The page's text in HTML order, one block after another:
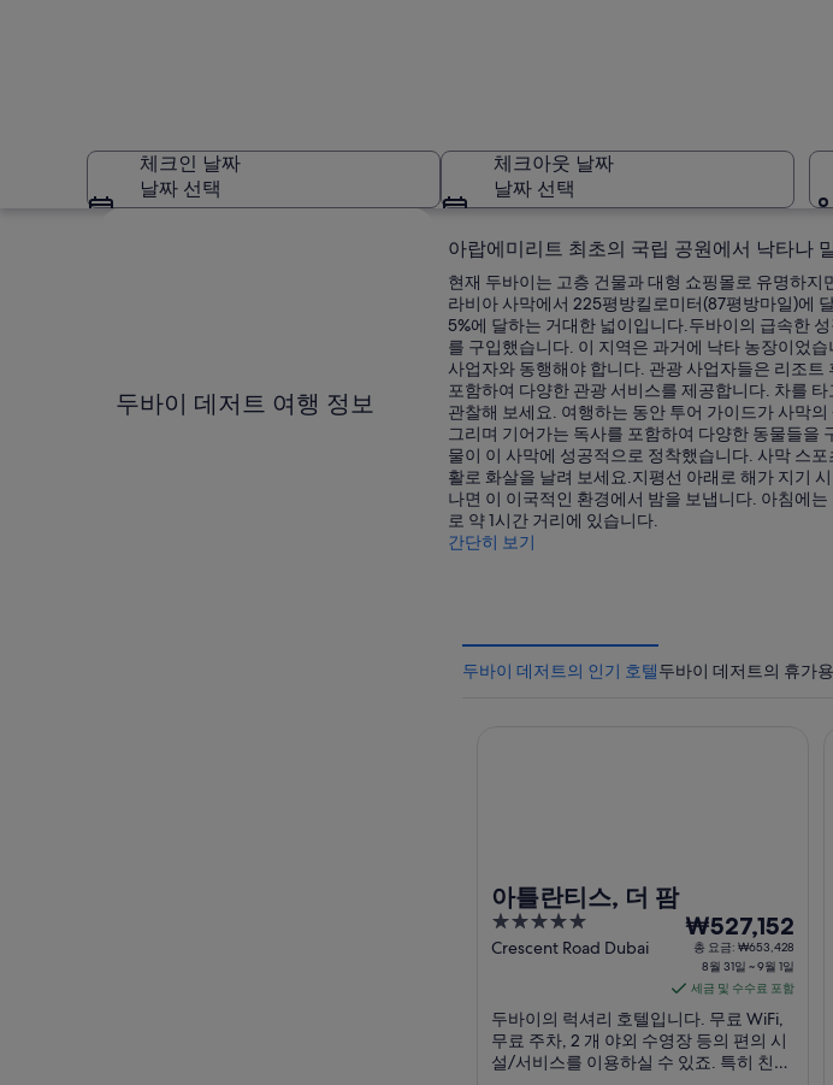
두바이 데저트
체크인 날짜
날짜 선택
체크아웃 날짜
날짜 선택
두바이 데저트 여행 정보
아랍에미리트 최초의 국립 공원에서 낙타나
현재 두바이는 고층 건물과 대형 쇼핑몰로 유명하
라비아 사막에서 225평방킬로미터(87평방마일)에
5%에 달하는 거대한 넓이입니다.두바이의 급속한
를 구입했습니다. 이 지역은 과거에 낙타 농장이었
사업자와 동행해야 합니다. 관광 사업자들은 리조
포함하여 다양한 관광 서비스를 제공합니다. 차를
관찰해 보세요. 여행하는 동안 투어 가이드가 사막
그리며 기어가는 독사를 포함하여 다양한 동물들을
물이 이 사막에 성공적으로 정착했습니다. 사막 스
활로 화살을 날려 보세요.지평선 아래로 해가 지기
나면 이 이국적인 환경에서 밤을 보냅니다. 아침에
로 약 1시간 거리에 있습니다.
간단히 보기
두바이 데저트의 인기 호텔두바이 데저트의 휴가
아틀란티스, 더 팜
5
out
Crescent Road Dubai
8
월
일
부
터
₩527,152
총 요금: ₩653,428
8월 31일 ~ 9월 1일
세금 및 수수료 포함
두바이의 럭셔리 호텔입니다. 무료 WiFi,
무료 주차, 2 개 야외 수영장 등의 편의 시
설/서비스를 이용하실 수 있죠. 특히 친절